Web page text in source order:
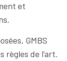
et
GMBS
règles de l’art.